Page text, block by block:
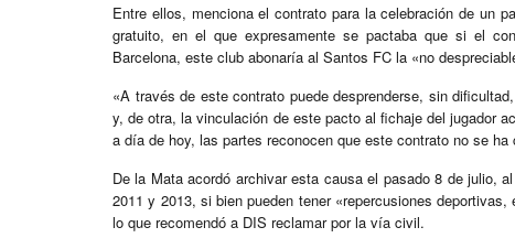
Entre ellos, menciona el contrato para la celebración de un
gratuito, en el que expresamente se pactaba que si el
Barcelona, este club abonaría al Santos FC la «no
«A través de este contrato puede desprenderse, sin
y, de otra, la vinculación de este pacto al fichaje del jugador
a día de hoy, las partes reconocen que este contrato no se ha
De la Mata acordó archivar esta causa el pasado 8 de julio,
2011 y 2013, si bien pueden tener «repercusiones
lo que recomendó a DIS reclamar por la vía civil.